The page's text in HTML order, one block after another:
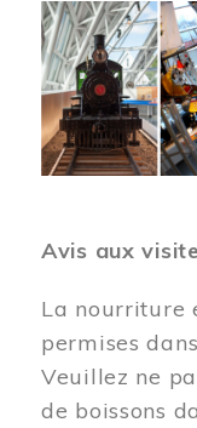
Image
Avis aux
La nourriture
permises dans
Veuillez ne
de boissons